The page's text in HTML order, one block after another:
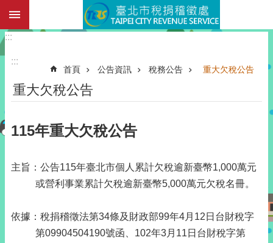
跳到主要內容區塊
:::
:::
首頁 公告資訊 稅務公告 重大欠稅公告
重大欠稅公告
115年重大欠稅公告
主旨：公告115年臺北市個人累計欠稅逾新臺幣1,000萬元
或營利事業累計欠稅逾新臺幣5,000萬元欠稅名冊。
依據：稅捐稽徵法第34條及財政部99年4月12日台財稅字
第09904504190號函、102年3月11日台財稅字第